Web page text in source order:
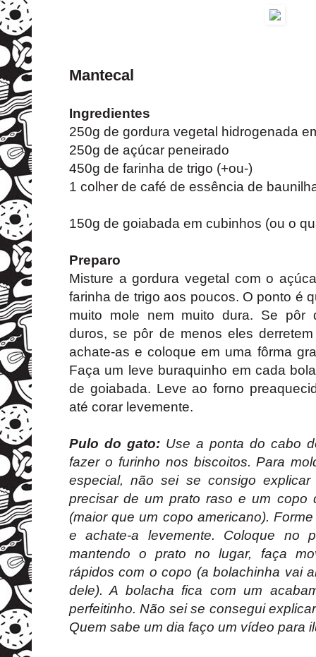
Mantecal
Ingredientes
250g de gordura vegetal hidrogenada
250g de açúcar peneirado
450g de farinha de trigo (+ou-)
1 colher de café de essência de
150g de goiabada em cubinhos (ou o
Preparo
Misture a gordura vegetal com o
farinha de trigo aos poucos. O ponto é
muito mole nem muito dura. Se pôr
duros, se pôr de menos eles
achate-as e coloque em uma fôrma
Faça um leve buraquinho em cada
de goiabada. Leve ao forno
até corar levemente.
Pulo do gato: Use a ponta do cabo
fazer o furinho nos biscoitos. Para
especial, não sei se consigo
precisar de um prato raso e um copo
(maior que um copo americano).
e achate-a levemente. Coloque no
mantendo o prato no lugar, faça
rápidos com o copo (a bolachinha vai
dele). A bolacha fica com um
perfeitinho. Não sei se consegui
Quem sabe um dia faço um vídeo para